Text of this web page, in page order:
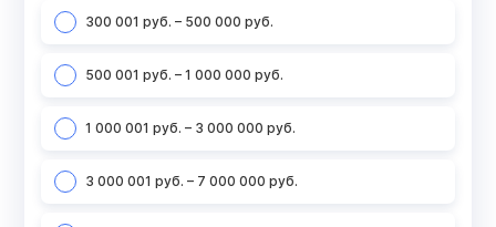
300 001 руб. – 500 000 руб.
500 001 руб. – 1 000 000 руб.
1 000 001 руб. – 3 000 000 руб.
3 000 001 руб. – 7 000 000 руб.